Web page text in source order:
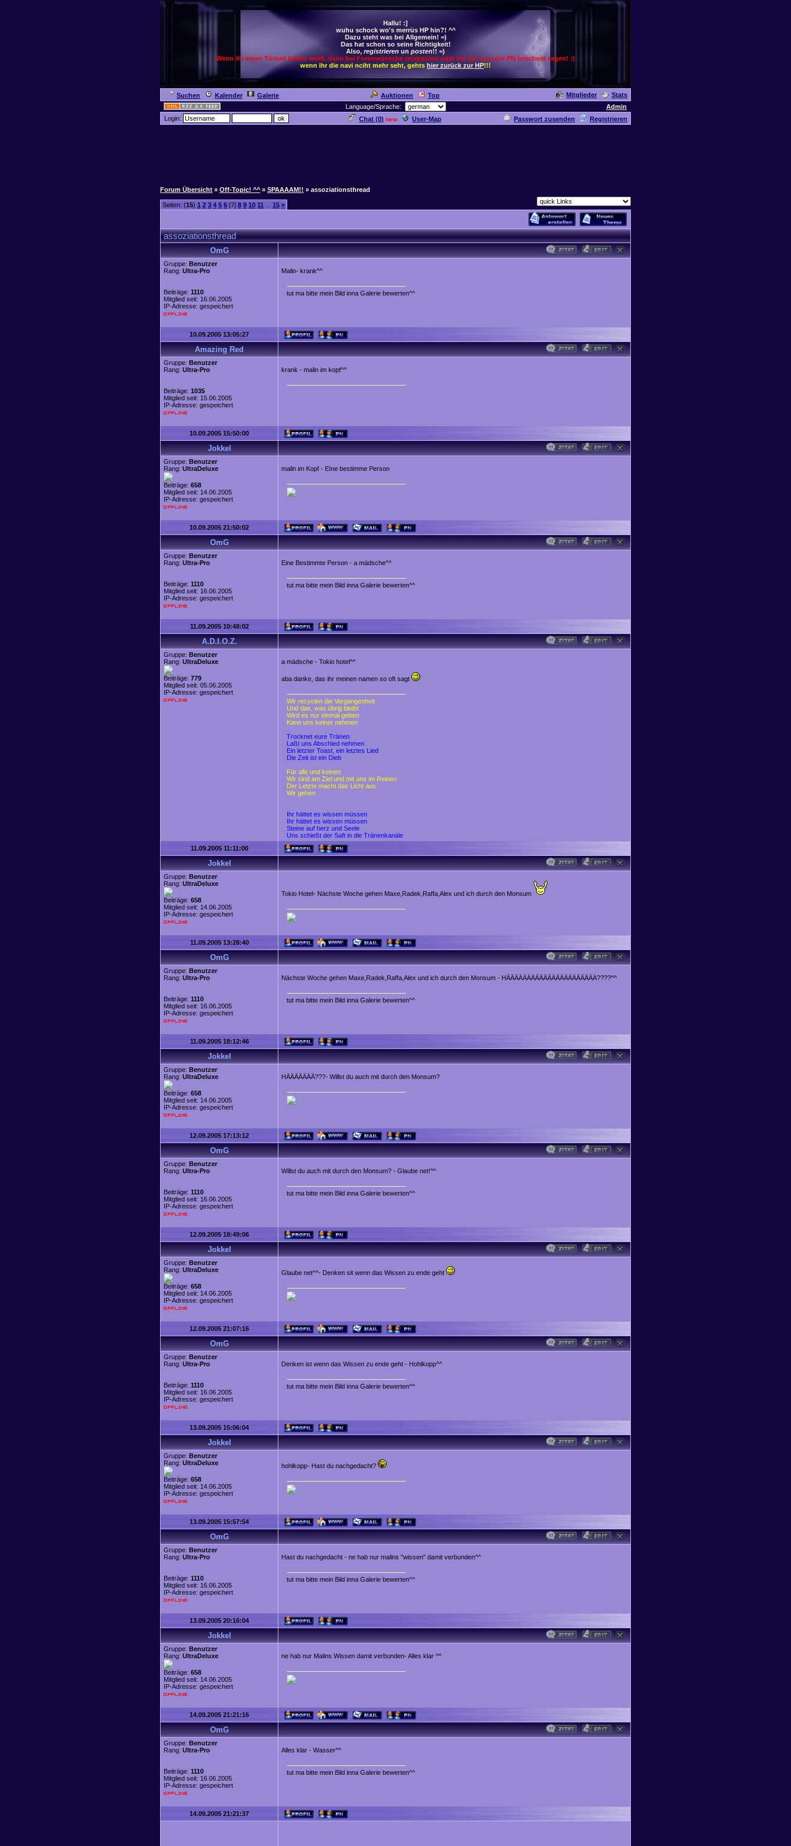
Hallu! :]
wuhu schock wo's merrüs HP hin?! ^^
Dazu steht was bei Allgemein! =)
Das hat schon so seine Richtigkeit!
Also, registrieren un posten!! =)
Wenn ihr einen Thread haben wollt, dann bei Forenwünsche reinposten oder mir per icq oder PN bescheid sagen! :)
wenn ihr die navi nciht mehr seht, gehts hier zurück zur HP!!!
Suchen Kalender Galerie Auktionen Top Mitglieder
Stats
Language/Sprache:
Admin
Login:
Chat (0) new User-Map Passwort zusenden Registrieren
Forum Übersicht » Off-Topic! ^^ » SPAAAAM!! » assoziationsthread
Seiten: (15) 1 2 3 4 5 6 [7] 8 9 10 11 15 »
assoziationsthread
OmG
Gruppe: Benutzer
Rang: Ultra-Pro
Beiträge: 1110
Mitglied seit: 16.06.2005
IP-Adresse: gespeichert
Malin- krank^^
tut ma bitte mein Bild inna Galerie bewerten^^
10.09.2005 13:05:27
Amazing Red
Gruppe: Benutzer
Rang: Ultra-Pro
Beiträge: 1035
Mitglied seit: 15.06.2005
IP-Adresse: gespeichert
krank - malin im kopf^^
10.09.2005 15:50:00
Jokkel
Gruppe: Benutzer
Rang: UltraDeluxe
Beiträge: 658
Mitglied seit: 14.06.2005
IP-Adresse: gespeichert
malin im Kopf - EIne bestimme Person
10.09.2005 21:50:02
OmG
Gruppe: Benutzer
Rang: Ultra-Pro
Beiträge: 1110
Mitglied seit: 16.06.2005
IP-Adresse: gespeichert
Eine Bestimmte Person - a mädsche^^
tut ma bitte mein Bild inna Galerie bewerten^^
11.09.2005 10:48:02
A.D.I.O.Z.
Gruppe: Benutzer
Rang: UltraDeluxe
Beiträge: 779
Mitglied seit: 05.06.2005
IP-Adresse: gespeichert
a mädsche - Tokio hotel^^
aba danke, das ihr meinen namen so oft sagt
Wir recyclen die Vergangenheit
Und das, was übrig bleibt
Wird es nur einmal geben
Kann uns keiner nehmen
Trocknet eure Tränen
Laßt uns Abschied nehmen
Ein letzter Toast, ein letztes Lied
Die Zeit ist ein Dieb
Für alle und keinen
Wir sind am Ziel und mit uns im Reinen
Der Letzte macht das Licht aus
Wir gehen
Ihr hättet es wissen müssen
Ihr hättet es wissen müssen
Steine auf herz und Seele
Uns schießt der Saft in die Tränenkanäle
11.09.2005 11:11:00
Jokkel
Gruppe: Benutzer
Rang: UltraDeluxe
Beiträge: 658
Mitglied seit: 14.06.2005
IP-Adresse: gespeichert
Tokio Hotel- Nächste Woche gehen Maxe,Radek,Raffa,Alex und ich durch den Monsum
11.09.2005 13:28:40
OmG
Gruppe: Benutzer
Rang: Ultra-Pro
Beiträge: 1110
Mitglied seit: 16.06.2005
IP-Adresse: gespeichert
Nächste Woche gehen Maxe,Radek,Raffa,Alex und ich durch den Monsum - HÄÄÄÄÄÄÄÄÄÄÄÄÄÄÄÄÄÄÄÄÄÄ????^^
tut ma bitte mein Bild inna Galerie bewerten^^
11.09.2005 18:12:46
Jokkel
Gruppe: Benutzer
Rang: UltraDeluxe
Beiträge: 658
Mitglied seit: 14.06.2005
IP-Adresse: gespeichert
HÄÄÄÄÄÄÄ???- Willst du auch mit durch den Monsum?
12.09.2005 17:13:12
OmG
Gruppe: Benutzer
Rang: Ultra-Pro
Beiträge: 1110
Mitglied seit: 16.06.2005
IP-Adresse: gespeichert
Willst du auch mit durch den Monsum? - Glaube net!^^
tut ma bitte mein Bild inna Galerie bewerten^^
12.09.2005 18:49:06
Jokkel
Gruppe: Benutzer
Rang: UltraDeluxe
Beiträge: 658
Mitglied seit: 14.06.2005
IP-Adresse: gespeichert
Glaube net^^- Denken sit wenn das Wissen zu ende geht
12.09.2005 21:07:16
OmG
Gruppe: Benutzer
Rang: Ultra-Pro
Beiträge: 1110
Mitglied seit: 16.06.2005
IP-Adresse: gespeichert
Denken ist wenn das Wissen zu ende geht - Hohlkopp^^
tut ma bitte mein Bild inna Galerie bewerten^^
13.09.2005 15:06:04
Jokkel
Gruppe: Benutzer
Rang: UltraDeluxe
Beiträge: 658
Mitglied seit: 14.06.2005
IP-Adresse: gespeichert
hohlkopp- Hast du nachgedacht?
13.09.2005 15:57:54
OmG
Gruppe: Benutzer
Rang: Ultra-Pro
Beiträge: 1110
Mitglied seit: 16.06.2005
IP-Adresse: gespeichert
Hast du nachgedacht - ne hab nur malins "wissen" damit verbunden^^
tut ma bitte mein Bild inna Galerie bewerten^^
13.09.2005 20:16:04
Jokkel
Gruppe: Benutzer
Rang: UltraDeluxe
Beiträge: 658
Mitglied seit: 14.06.2005
IP-Adresse: gespeichert
ne hab nur Malins Wissen damit verbunden- Alles klar ^^
14.09.2005 21:21:16
OmG
Gruppe: Benutzer
Rang: Ultra-Pro
Beiträge: 1110
Mitglied seit: 16.06.2005
IP-Adresse: gespeichert
Alles klar - Wasser^^
tut ma bitte mein Bild inna Galerie bewerten^^
14.09.2005 21:21:37